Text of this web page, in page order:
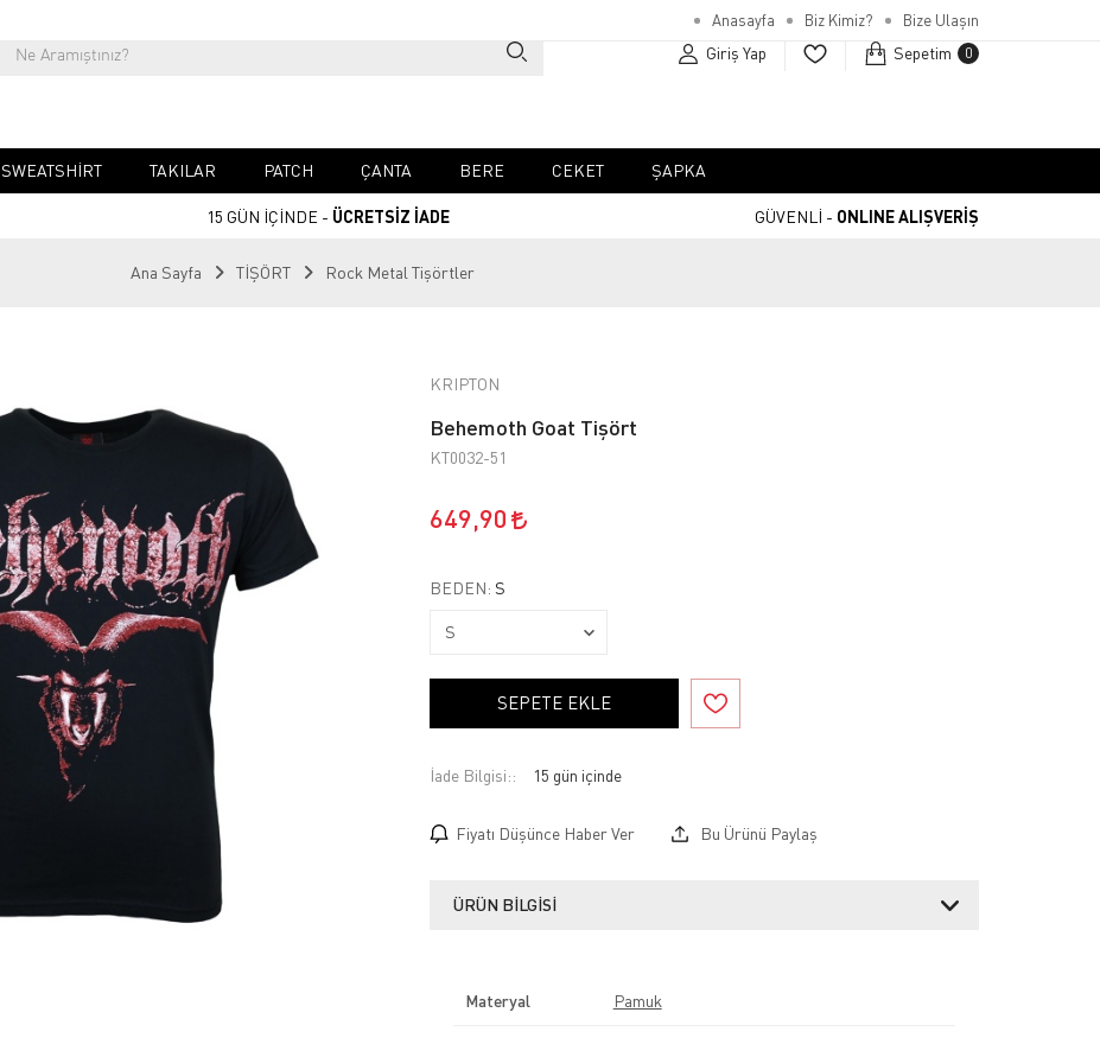
Anasayfa Biz Kimiz? Bize Ulaşın
Giriş Yap Sepetim 0
SWEATSHIRT TAKILAR PATCH ÇANTA BERE CEKET ŞAPKA
15 GÜN İÇİNDE - ÜCRETSİZ İADE GÜVENLİ - ONLINE ALIŞVERİŞ
Ana Sayfa TİŞÖRT Rock Metal Tişörtler
KRIPTON
Behemoth Goat Tişört
KT0032-51
649,90
BEDEN: S
SEPETE EKLE
İade Bilgisi:
Fiyatı Düşünce Haber Ver Bu Ürünü Paylaş
ÜRÜN BILGISI
Materyal Pamuk